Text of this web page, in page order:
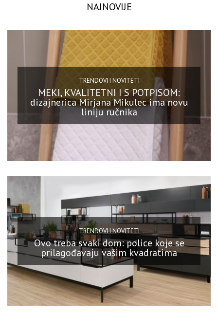
NAJNOVIJE
TRENDOVI I NOVITETI
MEKI, KVALITETNI I S POTPISOM:
dizajnerica Mirjana Mikulec ima novu
liniju ručnika
TRENDOVI I NOVITETI
Ovo treba svaki dom: police koje se
prilagođavaju vašim kvadratima